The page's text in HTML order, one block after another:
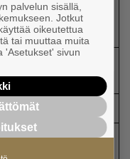
palvelun sisällä,
Jotkut
oikeutettua
tai muuttaa muita
'Asetukset' sivun